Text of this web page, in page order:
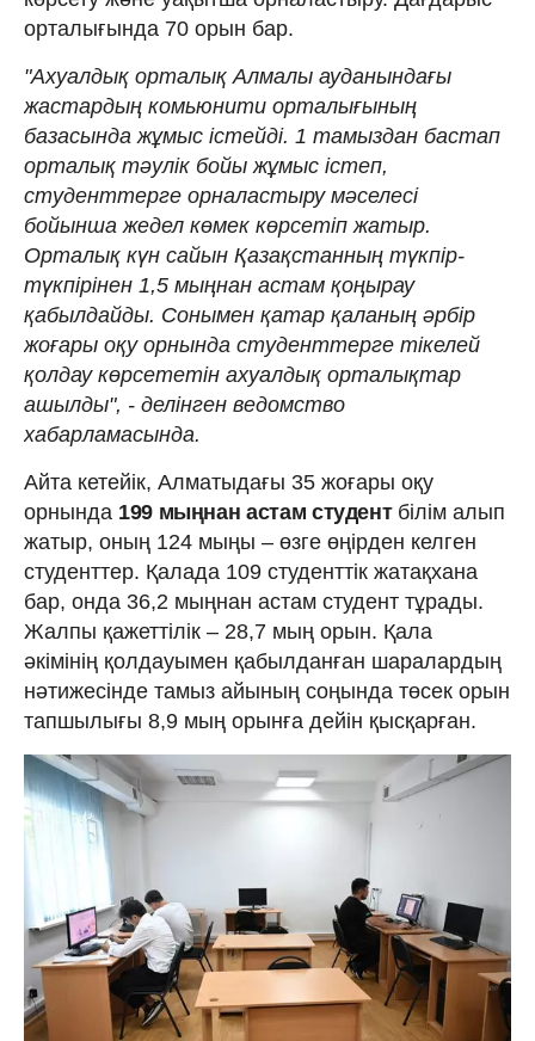
орталығында 70 орын бар.
"Ахуалдық орталық Алмалы ауданындағы
жастардың комьюнити орталығының
базасында жұмыс істейді. 1 тамыздан бастап
орталық тәулік бойы жұмыс істеп,
студенттерге орналастыру мәселесі
бойынша жедел көмек көрсетіп жатыр.
Орталық күн сайын Қазақстанның түкпір-
түкпірінен 1,5 мыңнан астам қоңырау
қабылдайды. Сонымен қатар қаланың әрбір
жоғары оқу орнында студенттерге тікелей
қолдау көрсететін ахуалдық орталықтар
ашылды", - делінген ведомство
хабарламасында.
Айта кетейік, Алматыдағы 35 жоғары оқу
орнында 199 мыңнан астам студентбілім алып
жатыр, оның 124 мыңы – өзге өңірден келген
студенттер. Қалада 109 студенттік жатақхана
бар, онда 36,2 мыңнан астам студент тұрады.
Жалпы қажеттілік – 28,7 мың орын. Қала
әкімінің қолдауымен қабылданған шаралардың
нәтижесінде тамыз айының соңында төсек орын
тапшылығы 8,9 мың орынға дейін қысқарған.